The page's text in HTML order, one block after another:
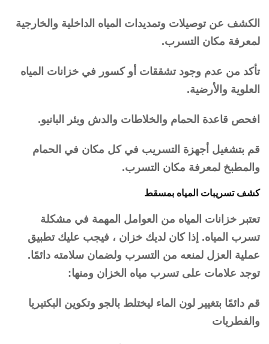
الكشف عن توصيلات وتمديدات المياه الداخلية والخارجية
لمعرفة مكان التسرب.
تأكد من عدم وجود تشققات أو كسور في خزانات المياه
العلوية والأرضية.
افحص قاعدة الحمام والخلاطات والدش وبئر البانيو.
قم بتشغيل أجهزة التسريب في كل مكان في الحمام
والمطبخ لمعرفة مكان التسرب.
كشف تسريبات المياه بمسقط
تعتبر خزانات المياه من العوامل المهمة في مشكلة
تسرب المياه. إذا كان لديك خزان ، فيجب عليك تطبيق
عملية العزل لمنعه من التسرب ولضمان سلامته دائمًا.
توجد علامات على تسرب مياه الخزان ومنها:
قم دائمًا بتغيير لون الماء ليختلط بالجو وتكوين البكتيريا
والفطريات